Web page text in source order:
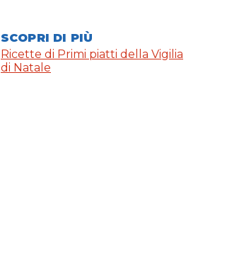
SCOPRI DI PIÙ
Ricette di Primi piatti della Vigilia
di Natale